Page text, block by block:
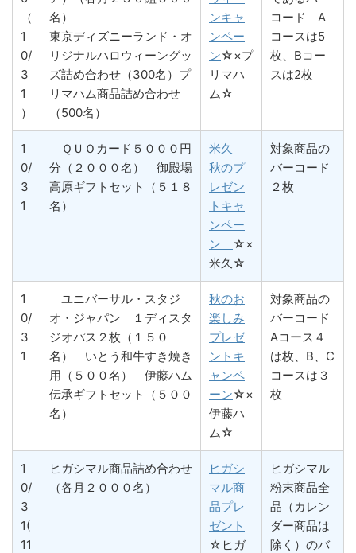
（
1
0/
3
1
）
名）
東京ディズニーランド・オ
リジナルハロウィーングッ
ズ詰め合わせ（300名）プ
リマハム商品詰め合わせ
（500名）
ンキャ
ンペー
ン☆×プ
リマハ
ム☆
コード A
コースは5
枚、Bコー
スは2枚
1
0/
3
1
ＱＵＯカード５０００円
分（２０００名） 御殿場
高原ギフトセット（５１８
名）
米久
秋のプ
レゼン
トキャ
ンペー
ン ☆×
米久☆
対象商品の
バーコード
２枚
1
0/
3
1
ユニバーサル・スタジ
オ・ジャパン １ディスタ
ジオパス２枚（１５０
名） いとう和牛すき焼き
用（５００名） 伊藤ハム
伝承ギフトセット（５００
名）
秋のお
楽しみ
プレゼ
ントキ
ャンペ
ーン☆×
伊藤ハ
ム☆
対象商品の
バーコード
Aコース４
は枚、B、C
コースは３
枚
1
0/
3
1(
11
ヒガシマル商品詰め合わせ
（各月２０００名）
ヒガシ
マル商
品プレ
ゼント
☆ヒガ
ヒガシマル
粉末商品全
品（カレン
ダー商品は
除く）のバ